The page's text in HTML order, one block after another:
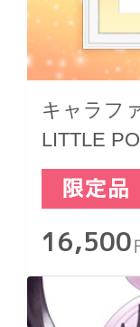
キャラフ
LITTLE
ジャック
16,500